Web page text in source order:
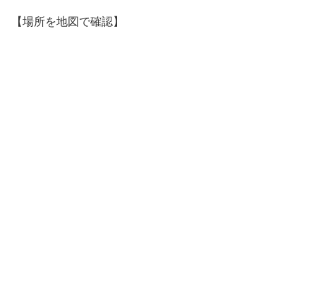
【場所を地図で確認】